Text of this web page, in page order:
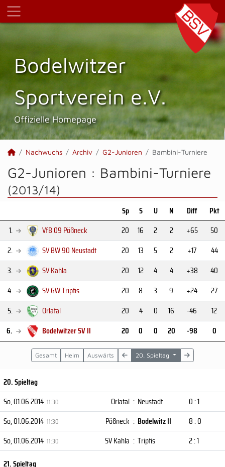
Bodelwitzer
Sportverein e.V.
Offizielle Homepage
Nachwuchs Archiv G2-Junioren Bambini-Turniere
G2-Junioren : Bambini-Turniere
(2013/14)
Sp S U N Diff
Pkt
1.
VfB 09 Pößneck 20 16 2 2 +65
50
2.
SV BW 90 Neustadt 20 13 5 2 +17
44
3.
SV Kahla 20 12 4 4 +38
40
4.
SV GW Triptis 20 8 3 9 +24
27
5.
Orlatal 20 4 0 16 -46
12
6.
Bodelwitzer SV II 20 0 0 20 -98 0
Gesamt Heim Auswärts 20. Spieltag
20. Spieltag
So, 01.06.2014 11:30 Orlatal : Neustadt
0 : 1
So, 01.06.2014 11:30 Pößneck : Bodelwitz II
8 : 0
So, 01.06.2014 11:30 SV Kahla : Triptis
2 : 1
21. Spieltag